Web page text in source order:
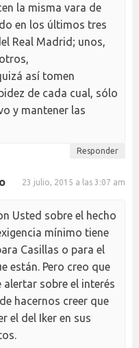
la misma vara de
en los últimos tres
Real Madrid; unos,
así tomen
de cada cual, sólo
y mantener las
Responder
23 julio, 2015 a las 3:07 am
Usted sobre el hecho
mínimo tiene
Casillas o para el
están. Pero creo que
sobre el interés
hacernos creer que
el del Iker en sus